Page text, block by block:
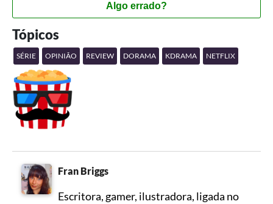
Algo errado?
Tópicos
SÉRIE OPINIÃO REVIEW DORAMA KDRAMA NETFLIX
Fran Briggs
Escritora, gamer, ilustradora, ligada no